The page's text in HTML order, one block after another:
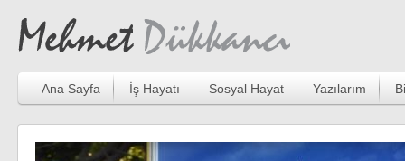
Ana Sayfa İş Hayatı Sosyal Hayat Yazılarım